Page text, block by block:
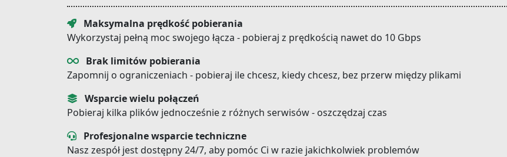
Maksymalna prędkość pobierania
Wykorzystaj pełną moc swojego łącza - pobieraj z prędkością nawet do 10 Gbps
Brak limitów pobierania
Zapomnij o ograniczeniach - pobieraj ile chcesz, kiedy chcesz, bez przerw między plikami
Wsparcie wielu połączeń
Pobieraj kilka plików jednocześnie z różnych serwisów - oszczędzaj czas
Profesjonalne wsparcie techniczne
Nasz zespół jest dostępny 24/7, aby pomóc Ci w razie jakichkolwiek problemów